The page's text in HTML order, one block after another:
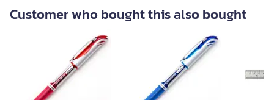
Customer who bought this also bought